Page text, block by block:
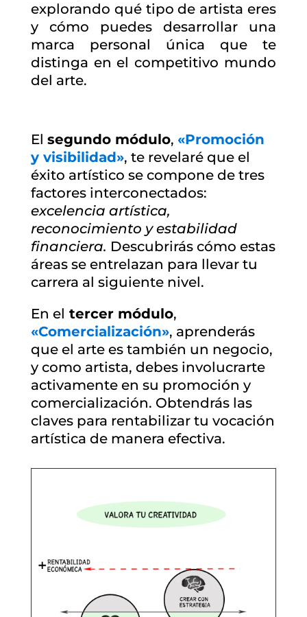
explorando qué tipo de artista eres
y cómo puedes desarrollar una
marca personal única que te
distinga en el competitivo mundo
del arte.
El segundo módulo, «Promoción
y visibilidad», te revelaré que el
éxito artístico se compone de tres
factores interconectados:
excelencia artística,
reconocimiento y estabilidad
financiera. Descubrirás cómo estas
áreas se entrelazan para llevar tu
carrera al siguiente nivel.
En el tercer módulo,
«Comercialización», aprenderás
que el arte es también un negocio,
y como artista, debes involucrarte
activamente en su promoción y
comercialización. Obtendrás las
claves para rentabilizar tu vocación
artística de manera efectiva.